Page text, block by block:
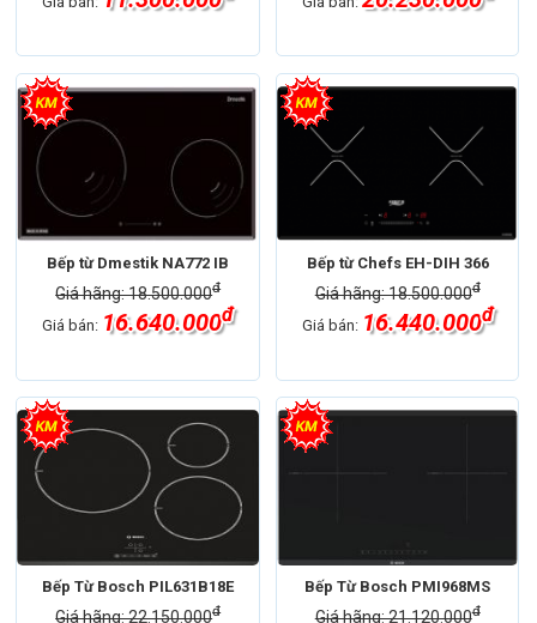
Bếp từ Dmestik NA772 IB
Giá hãng: 18.500.000đ
Giá bán: 16.640.000đ
Bếp từ Chefs EH-DIH 366
Giá hãng: 18.500.000đ
Giá bán: 16.440.000đ
Bếp Từ Bosch PIL631B18E
Giá hãng: 22.150.000đ
Bếp Từ Bosch PMI968MS
Giá hãng: 21.120.000đ